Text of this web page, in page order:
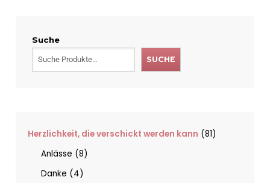
Suche
SUCHE
Herzlichkeit, die verschickt werden kann
81
Anlässe
8
Danke
4